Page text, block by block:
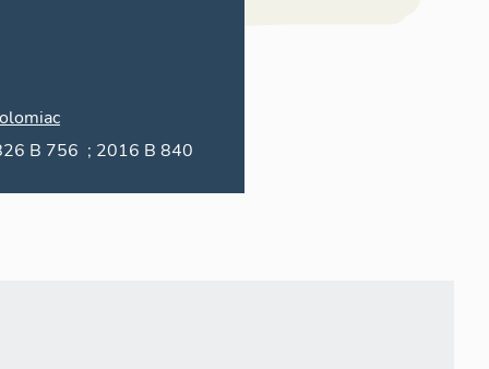
1826 B 756 ; 2016 B 840